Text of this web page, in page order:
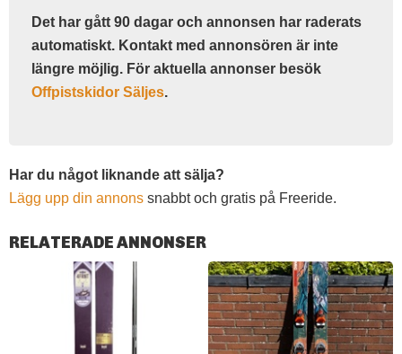
Det har gått 90 dagar och annonsen har raderats
automatiskt. Kontakt med annonsören är inte
längre möjlig. För aktuella annonser besök
Offpistskidor Säljes.
Har du något liknande att sälja?
Lägg upp din annons snabbt och gratis på Freeride.
RELATERADE ANNONSER